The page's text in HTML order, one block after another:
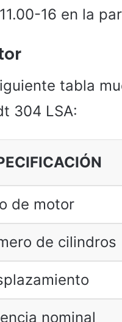
16 en la
tabla
304 LSA:
de motor
de cilindros
nominal